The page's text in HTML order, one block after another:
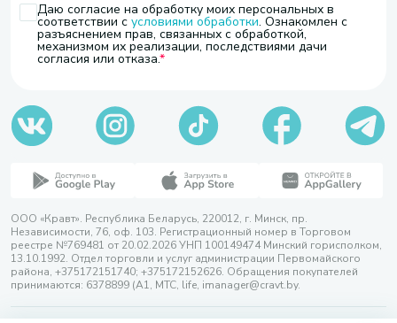
Даю согласие на обработку моих персональных в
соответствии с условиями обработки. Ознакомлен с
разъяснением прав, связанных с обработкой,
механизмом их реализации, последствиями дачи
согласия или отказа.
ООО «Кравт». Республика Беларусь, 220012, г. Минск, пр.
Независимости, 76, оф. 103. Регистрационный номер в Торговом
реестре №769481 от 20.02.2026 УНП 100149474 Минский горисполком,
13.10.1992. Отдел торговли и услуг администрации Первомайского
района, +375172151740; +375172152626. Обращения покупателей
принимаются: 6378899 (А1, МТС, life, imanager@cravt.by.